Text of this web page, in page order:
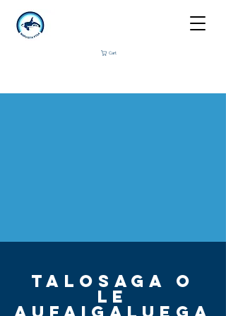
Cart
TALOSAGA O
LE
AUFAIGALUEGA